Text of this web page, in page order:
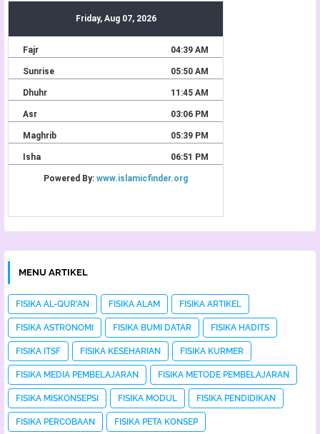
MENU ARTIKEL
FISIKA AL-QUR'AN FISIKA ALAM FISIKA ARTIKEL
FISIKA ASTRONOMI FISIKA BUMI DATAR FISIKA HADITS
FISIKA ITSF FISIKA KESEHARIAN FISIKA KURMER
FISIKA MEDIA PEMBELAJARAN FISIKA METODE PEMBELAJARAN
FISIKA MISKONSEPSI FISIKA MODUL FISIKA PENDIDIKAN
FISIKA PERCOBAAN FISIKA PETA KONSEP